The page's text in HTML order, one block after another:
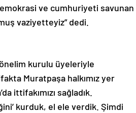
ve cumhuriyeti savunan
vaziyetteyiz” dedi.
kurulu üyeleriyle
Muratpaşa halkımız yer
ittifakımızı sağladık.
kurduk, el ele verdik. Şimdi